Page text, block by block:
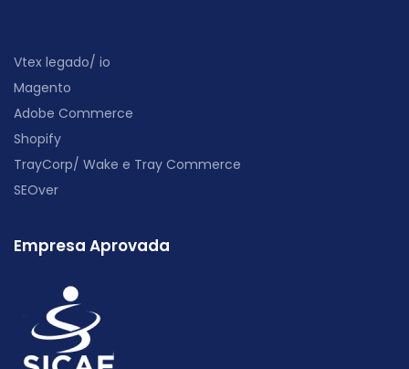
Vtex legado/ io
Magento
Adobe Commerce
Shopify
TrayCorp/ Wake e Tray Commerce
SEOver
Empresa Aprovada